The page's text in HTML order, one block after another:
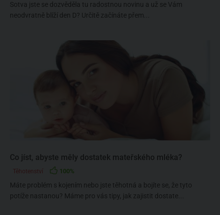
Sotva jste se dozvěděla tu radostnou novinu a už se Vám
neodvratně blíží den D? Určitě začínáte přem...
Co jíst, abyste měly dostatek mateřského mléka?
Těhotenství 100%
Máte problém s kojením nebo jste těhotná a bojíte se, že tyto
potíže nastanou? Máme pro vás tipy, jak zajistit dostate...